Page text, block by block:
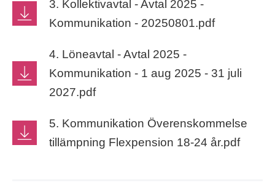
3. Kollektivavtal - Avtal 2025 -
Kommunikation - 20250801.pdf
4. Löneavtal - Avtal 2025 -
Kommunikation - 1 aug 2025 - 31 juli
2027.pdf
5. Kommunikation Överenskommelse
tillämpning Flexpension 18-24 år.pdf